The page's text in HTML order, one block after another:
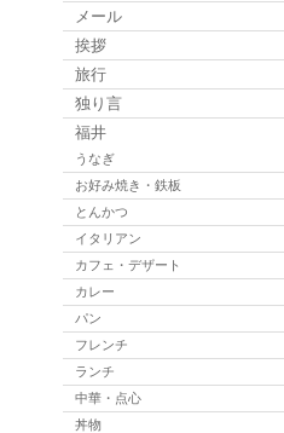
メール
挨拶
旅行
独り言
福井
うなぎ
お好み焼き・鉄板
とんかつ
イタリアン
カフェ・デザート
カレー
パン
フレンチ
ランチ
中華・点心
丼物